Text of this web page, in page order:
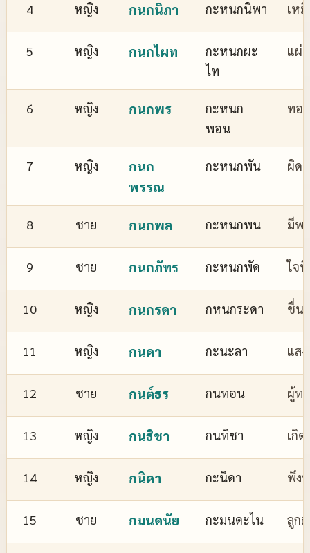
4 หญิง กนกนิภา กะหนกนิพา เห
5 หญิง กนกไผท
กะหนกผะ
ไท
แผ่
6 หญิง กนกพร
กะหนก
พอน
ทอ
7 หญิง
กนก
พรรณ
กะหนกพัน ผิด
8 ชาย กนกพล กะหนกพน มีพ
9 ชาย กนกภัทร กะหนกพัด ใจ
10 หญิง กนกรดา กหนกระดา ชื่น
11 หญิง กนดา กะนะลา แสง
12 ชาย กนต์ธร กนทอน ผู้ท
13 หญิง กนธิชา กนทิชา เกิด
14 หญิง กนิดา กะนิดา พึง
15 ชาย กมนดนัย กะมนดะไน ลูก